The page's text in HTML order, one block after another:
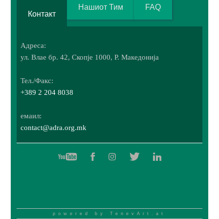
UNICEF, ADRA Германија, ADRA
Norway, ROMANIAHJELPEN, SOS
Village, ADRA Holland, Mercy Corps,
затвори
Контакт
Нашиот Тим FAQ
Адреса:
ул. Влае бр. 42, Скопје 1000, Р. Македонија
Тел./Факс:
+389 2 204 8038
емаил:
contact@adra.org.mk
powered byTenevArt.at